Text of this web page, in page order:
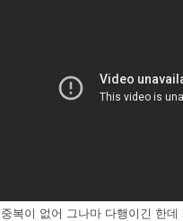
복이 없어 그나마 다행이긴 한데